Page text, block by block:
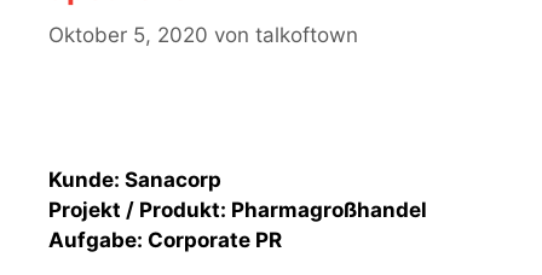
Oktober 5, 2020 von talkoftown
Kunde: Sanacorp
Projekt / Produkt: Pharmagroßhandel
Aufgabe: Corporate PR